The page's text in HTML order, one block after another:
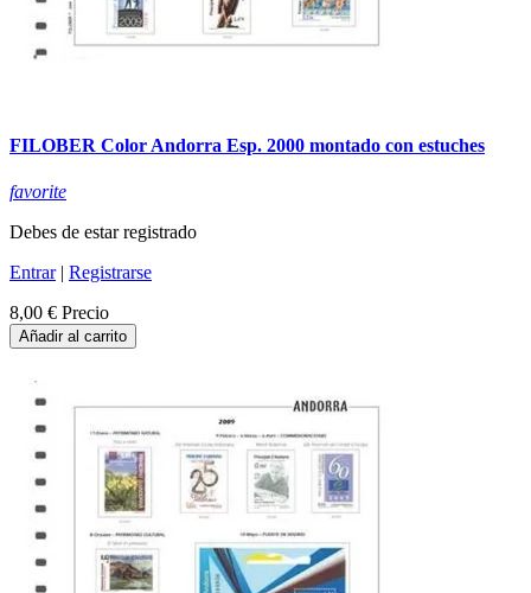
FILOBER Color Andorra Esp. 2000 montado con estuches
favorite
Debes de estar registrado
Entrar| Registrarse
8,00 € Precio
Añadir al carrito